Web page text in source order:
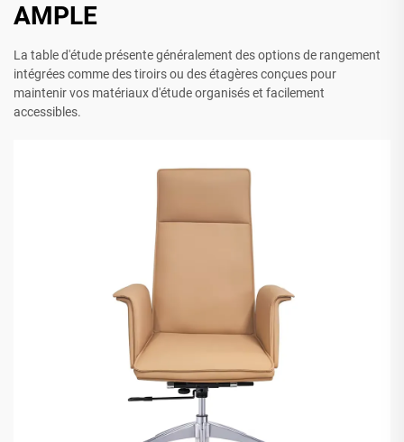
AMPLE
La table d'étude présente généralement des options de rangement
intégrées comme des tiroirs ou des étagères conçues pour
maintenir vos matériaux d'étude organisés et facilement
accessibles.